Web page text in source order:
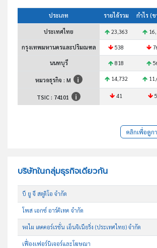
ประเภท รายได้รวม กำไร (
ประเทศไทย 23,363
กรุงเทพมหานครและปริมณฑล 538
นนทบุรี 818
หมวดธุรกิจ : M 14,732
TSIC : 74101 41
คลิกเพื่อดูก
บริษัทในกลุ่มธุรกิจเดียวกัน
บี ยู จี สตูดิโอ จำกัด
โพส เอกซ์ อาร์คิเทค จำกัด
หงไผ เดคคอร์เรชั่น เอ็นจิเนียริ่ง (ประเทศไทย) จำกัด
เฟื่องเฟอร์นิเจอร์และโฆษณา